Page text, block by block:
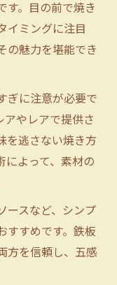
す。目の前で焼き
イミングに注目
の魅力を堪能でき
ぎに注意が必要で
アやレアで提供さ
を逃さない焼き方
によって、素材の
ースなど、シンプ
すすめです。鉄板
方を信頼し、五感